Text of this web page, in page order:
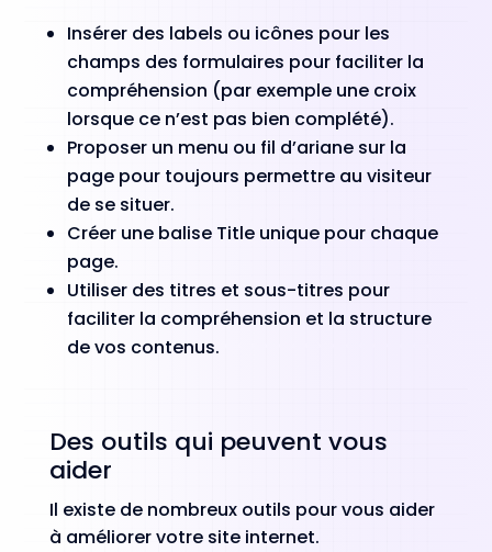
Insérer des labels ou icônes pour les
champs des formulaires pour faciliter la
compréhension (par exemple une croix
lorsque ce n’est pas bien complété).
Proposer un menu ou fil d’ariane sur la
page pour toujours permettre au visiteur
de se situer.
Créer une balise Title unique pour chaque
page.
Utiliser des titres et sous-titres pour
faciliter la compréhension et la structure
de vos contenus.
Des outils qui peuvent vous
aider
Il existe de nombreux outils pour vous aider
à améliorer votre site internet.